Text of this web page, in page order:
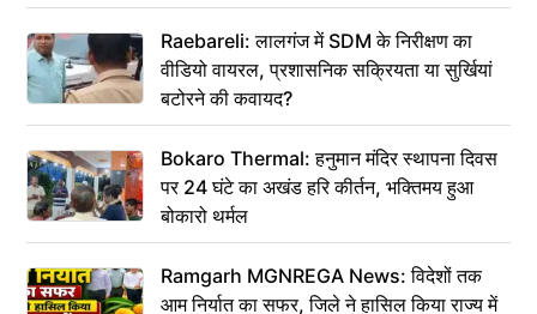
Raebareli: लालगंज में SDM के निरीक्षण का
वीडियो वायरल, प्रशासनिक सक्रियता या सुर्खियां
बटोरने की कवायद?
Bokaro Thermal: हनुमान मंदिर स्थापना दिवस
पर 24 घंटे का अखंड हरि कीर्तन, भक्तिमय हुआ
बोकारो थर्मल
Ramgarh MGNREGA News: विदेशों तक
आम निर्यात का सफर, जिले ने हासिल किया राज्य में